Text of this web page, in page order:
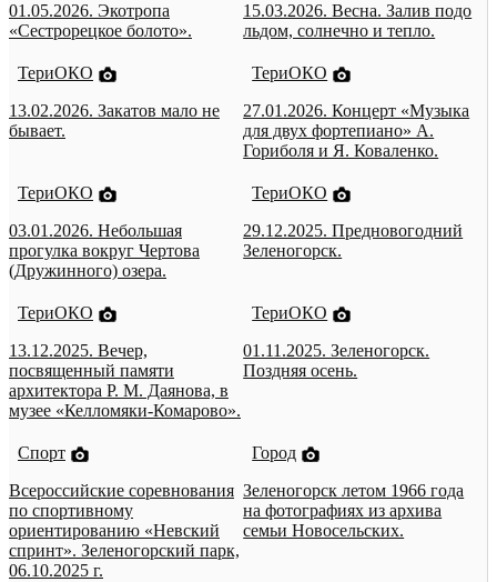
01.05.2026. Экотропа
«Сестрорецкое болото».
15.03.2026. Весна. Залив подо
льдом, солнечно и тепло.
ТериОКО
13.02.2026. Закатов мало не
бывает.
ТериОКО
27.01.2026. Концерт «Музыка
для двух фортепиано» А.
Гориболя и Я. Коваленко.
ТериОКО
03.01.2026. Небольшая
прогулка вокруг Чертова
(Дружинного) озера.
ТериОКО
29.12.2025. Предновогодний
Зеленогорск.
ТериОКО
13.12.2025. Вечер,
посвященный памяти
архитектора Р. М. Даянова, в
музее «Келломяки-Комарово».
ТериОКО
01.11.2025. Зеленогорск.
Поздняя осень.
Спорт
Всероссийские соревнования
по спортивному
ориентированию «Невский
спринт». Зеленогорский парк,
06.10.2025 г.
Город
Зеленогорск летом 1966 года
на фотографиях из архива
семьи Новосельских.